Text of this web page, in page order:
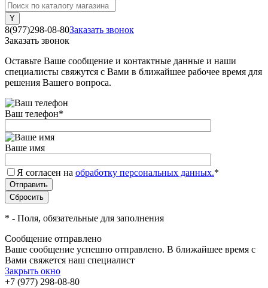
8(977)298-08-80Заказать звонок
Заказать звонок
Оставьте Ваше сообщение и контактные данные и наши
специалисты свяжутся с Вами в ближайшее рабочее время для
решения Вашего вопроса.
Ваш телефон*
Ваше имя
Я согласен на обработку персональных данных.*
* - Поля, обязательные для заполнения
Сообщение отправлено
Ваше сообщение успешно отправлено. В ближайшее время с
Вами свяжется наш специалист
Закрыть окно
+7 (977) 298-08-80